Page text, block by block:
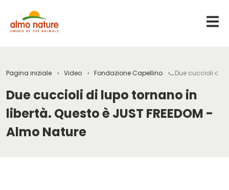
Pagina iniziale Video Fondazione Capellino Due cuccioli di
Due cuccioli di lupo tornano in
libertà. Questo è JUST FREEDOM -
Almo Nature